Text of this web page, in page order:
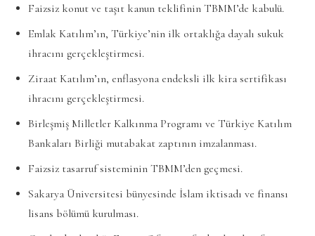
Faizsiz konut ve taşıt kanun teklifinin TBMM’de kabulü.
Emlak Katılım’ın, Türkiye’nin ilk ortaklığa dayalı sukuk
ihracını gerçekleştirmesi.
Ziraat Katılım’ın, enflasyona endeksli ilk kira sertifikası
ihracını gerçekleştirmesi.
Birleşmiş Milletler Kalkınma Programı ve Türkiye Katılım
Bankaları Birliği mutabakat zaptının imzalanması.
Faizsiz tasarruf sisteminin TBMM’den geçmesi.
Sakarya Üniversitesi bünyesinde İslam iktisadı ve finansı
lisans bölümü kurulması.